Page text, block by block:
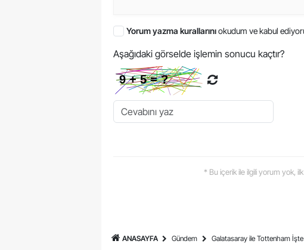
Yorum yazma kurallarınıokudum ve kabul
Aşağıdaki görselde işlemin sonucu kaçtır?
* Bu içerik ile ilgili yorum yok,
ANASAYFA Gündem Galatasaray ile Tottenham